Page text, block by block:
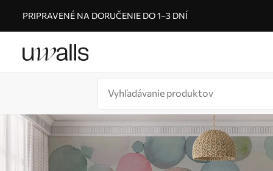
PRIPRAVENÉ NA DORUČENIE DO 1–3 DNÍ